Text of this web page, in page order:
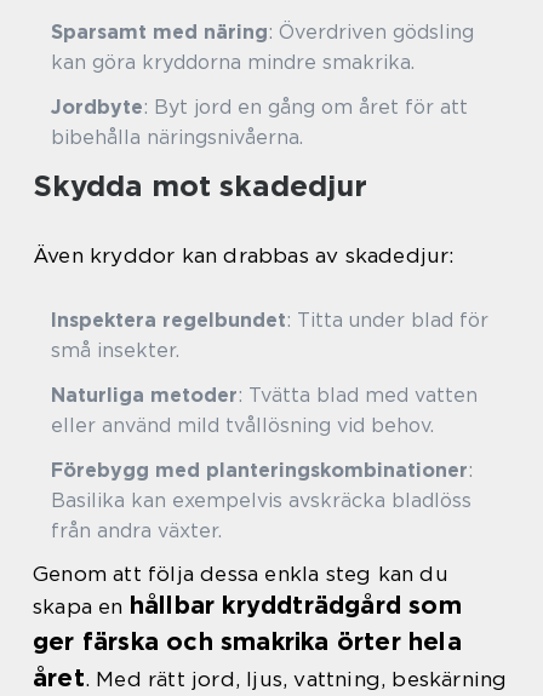
Sparsamt med näring: Överdriven gödsling
kan göra kryddorna mindre smakrika.
Jordbyte: Byt jord en gång om året för att
bibehålla näringsnivåerna.
Skydda mot skadedjur
Även kryddor kan drabbas av skadedjur:
Inspektera regelbundet: Titta under blad för
små insekter.
Naturliga metoder: Tvätta blad med vatten
eller använd mild tvållösning vid behov.
Förebygg med planteringskombinationer:
Basilika kan exempelvis avskräcka bladlöss
från andra växter.
Genom att följa dessa enkla steg kan du
skapa en hållbar kryddträdgård som
ger färska och smakrika örter hela
året. Med rätt jord, ljus, vattning, beskärning